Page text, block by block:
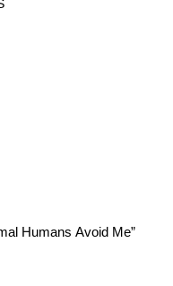
Humans Avoid Me”